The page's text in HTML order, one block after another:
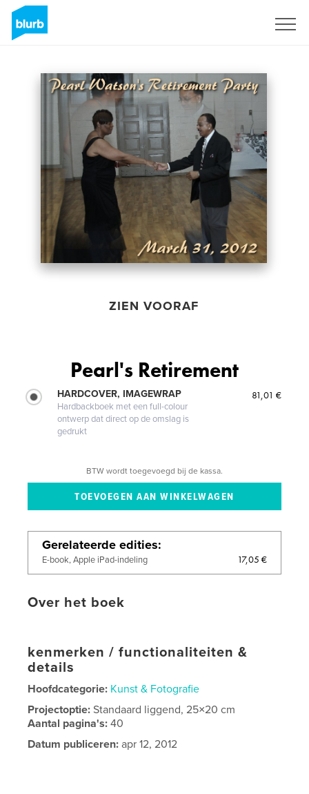
ZIEN VOORAF
Pearl's Retirement
HARDCOVER, IMAGEWRAP
Hardbackboek met een full-colour
ontwerp dat direct op de omslag is
gedrukt
81,01 €
BTW wordt toegevoegd bij de kassa.
Gerelateerde edities
E-book, Apple iPad-indeling 17,05 €
Over het boek
kenmerken / functionaliteiten &
details
Hoofdcategorie: Kunst & Fotografie
Projectoptie:Standaard liggend, 25×20 cm
Aantal pagina's:40
Datum publiceren: apr 12, 2012